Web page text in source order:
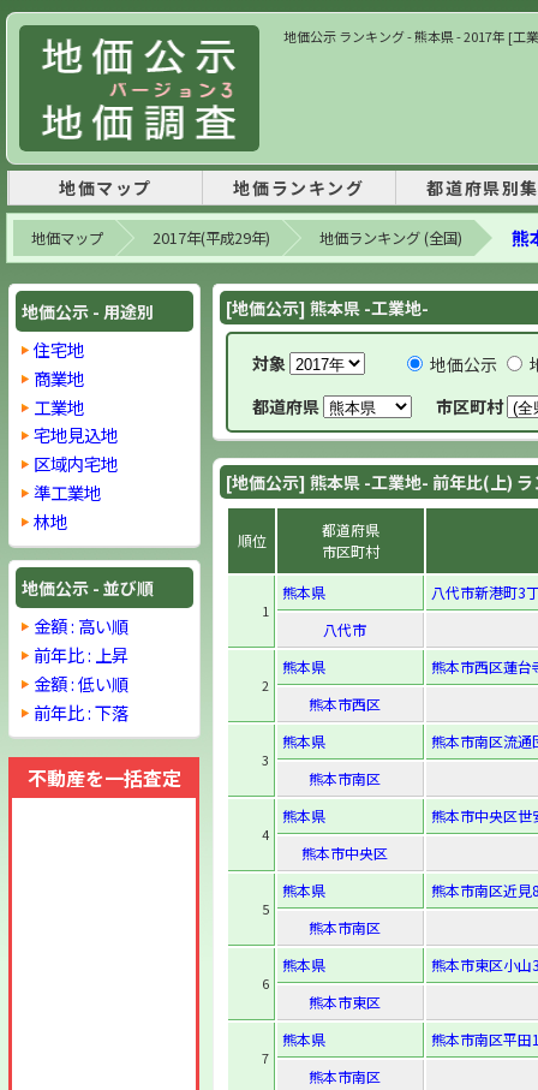
地価公示 ランキング - 熊本県 - 2017年 [工
地価マップ 地価ランキング 都道府県別
地価マップ 2017年(平成29年) 地価ランキング (全国) 熊
地価公示 - 用途別
住宅地
商業地
工業地
宅地見込地
区域内宅地
準工業地
林地
地価公示 - 並び順
金額 : 高い順
前年比 : 上昇
金額 : 低い順
前年比 : 下落
不動産を一括査定
[地価公示] 熊本県 -工業地-
対象 地価公示
都道府県
市区町村
[地価公示] 熊本県 -工業地- 前年比(上)
順位
都道府県
市区町村
1
熊本県
八代市新港町3
八代市
2
熊本県
熊本市西区蓮台
熊本市西区
3
熊本県
熊本市南区流通
熊本市南区
4
熊本県
熊本市中央区世
熊本市中央区
5
熊本県
熊本市南区近見
熊本市南区
6
熊本県
熊本市東区小山
熊本市東区
7
熊本県
熊本市南区平田
熊本市南区